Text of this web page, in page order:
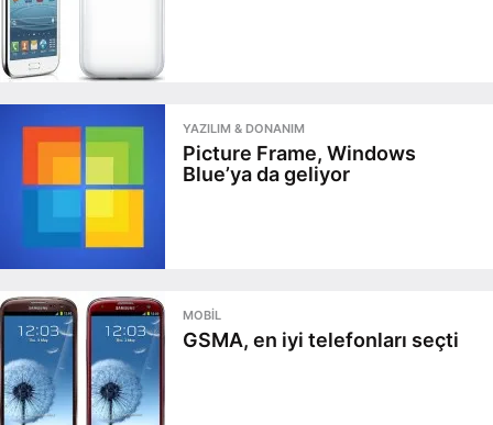
YAZILIM & DONANIM
Picture Frame, Windows
Blue’ya da geliyor
MOBIL
GSMA, en iyi telefonları seçti